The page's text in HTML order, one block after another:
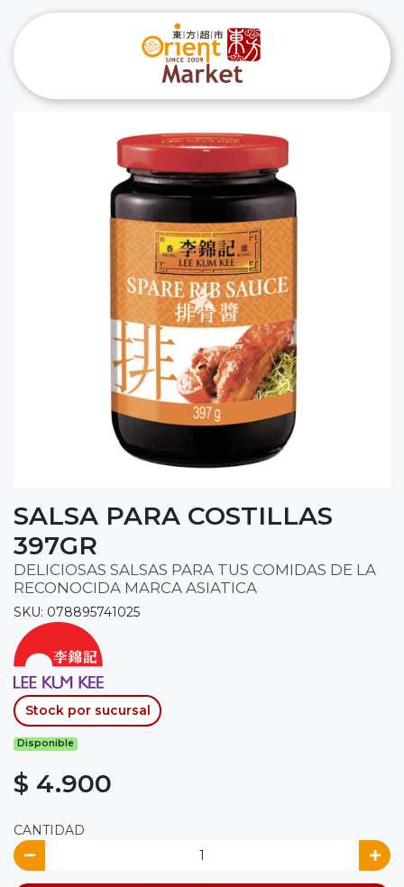
SALSA PARA COSTILLAS
397GR
DELICIOSAS SALSAS PARA TUS COMIDAS DE LA
RECONOCIDA MARCA ASIATICA
SKU: 078895741025
Stock por sucursal
Disponible
$ 4.900
CANTIDAD